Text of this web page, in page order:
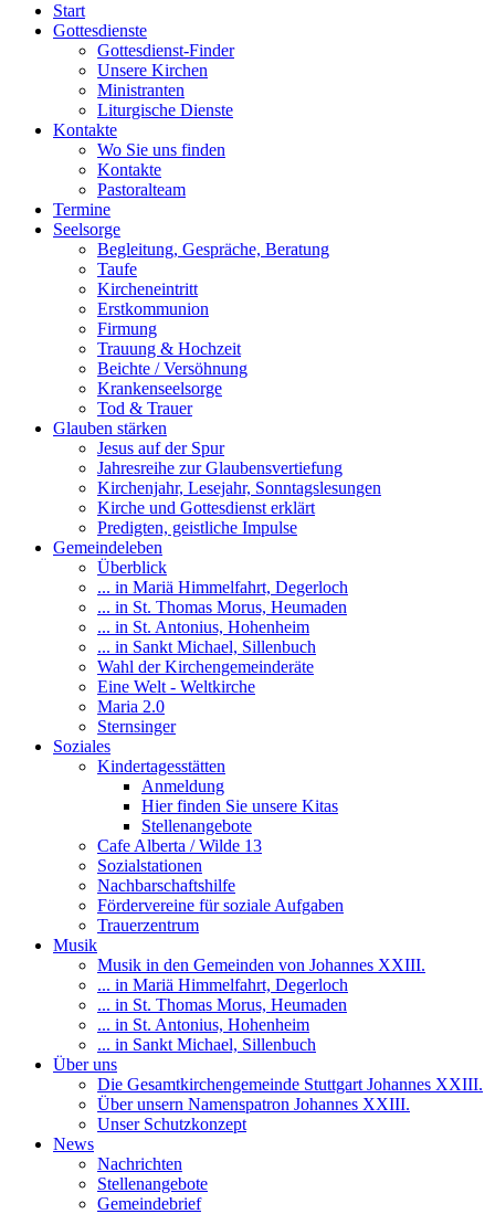
Start
Gottesdienste
Gottesdienst-Finder
Unsere Kirchen
Ministranten
Liturgische Dienste
Kontakte
Wo Sie uns finden
Kontakte
Pastoralteam
Termine
Seelsorge
Begleitung, Gespräche, Beratung
Taufe
Kircheneintritt
Erstkommunion
Firmung
Trauung & Hochzeit
Beichte / Versöhnung
Krankenseelsorge
Tod & Trauer
Glauben stärken
Jesus auf der Spur
Jahresreihe zur Glaubensvertiefung
Kirchenjahr, Lesejahr, Sonntagslesungen
Kirche und Gottesdienst erklärt
Predigten, geistliche Impulse
Gemeindeleben
Überblick
... in Mariä Himmelfahrt, Degerloch
... in St. Thomas Morus, Heumaden
... in St. Antonius, Hohenheim
... in Sankt Michael, Sillenbuch
Wahl der Kirchengemeinderäte
Eine Welt - Weltkirche
Maria 2.0
Sternsinger
Soziales
Kindertagesstätten
Anmeldung
Hier finden Sie unsere Kitas
Stellenangebote
Cafe Alberta / Wilde 13
Sozialstationen
Nachbarschaftshilfe
Fördervereine für soziale Aufgaben
Trauerzentrum
Musik
Musik in den Gemeinden von Johannes XXIII.
... in Mariä Himmelfahrt, Degerloch
... in St. Thomas Morus, Heumaden
... in St. Antonius, Hohenheim
... in Sankt Michael, Sillenbuch
Über uns
Die Gesamtkirchengemeinde Stuttgart Johannes XXIII.
Über unsern Namenspatron Johannes XXIII.
Unser Schutzkonzept
News
Nachrichten
Stellenangebote
Gemeindebrief